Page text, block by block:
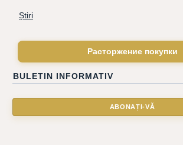
Știri
Расторжение покупки
BULETIN INFORMATIV